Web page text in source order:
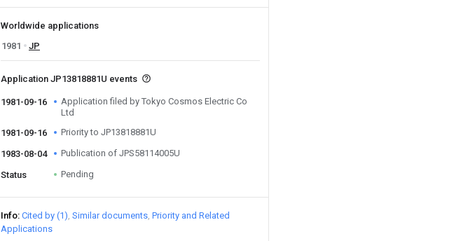
Worldwide applications
1981
JP
Application JP13818881U events
1981-09-16
Application filed by Tokyo Cosmos Electric Co
Ltd
1981-09-16
Priority to JP13818881U
1983-08-04 Publication of JPS58114005U
Status Pending
Info Cited by (1) Similar documents Priority and Related
Applications